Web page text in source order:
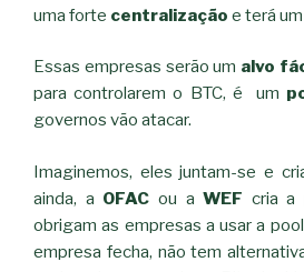
uma forte centralização e terá
Essas empresas serão um alvo
para controlarem o BTC, é um
governos vão atacar.
Imaginemos, eles juntam-se e
ainda, a OFAC ou aWEF cria a
obrigam as empresas a usar a
empresa fecha, não tem